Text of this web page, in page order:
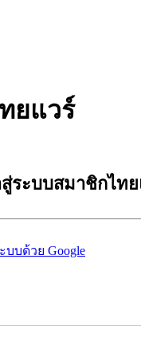
ยแวร์
สู่ระบบสมาชิกไท
บบด้วย Google